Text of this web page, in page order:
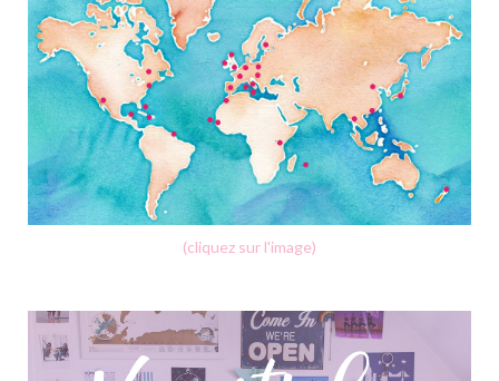
(cliquez sur l'image)